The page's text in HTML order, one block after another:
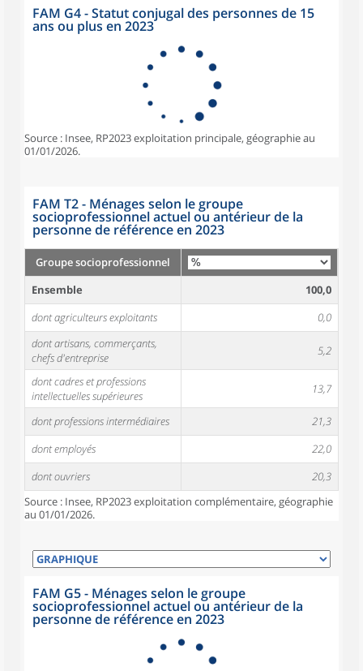
FAM G4 - Statut conjugal des personnes de 15
ans ou plus en 2023
Source : Insee, RP2023 exploitation principale, géographie au
01/01/2026.
FAM T2 - Ménages selon le groupe
socioprofessionnel actuel ou antérieur de la
personne de référence en 2023
Groupe socioprofessionnel
Ensemble
100,0
dont agriculteurs exploitants
0,0
dont artisans, commerçants,
chefs d'entreprise
5,2
dont cadres et professions
intellectuelles supérieures
13,7
dont professions intermédiaires
21,3
dont employés
22,0
dont ouvriers
20,3
Source : Insee, RP2023 exploitation complémentaire, géographie
au 01/01/2026.
FAM G5 - Ménages selon le groupe
socioprofessionnel actuel ou antérieur de la
personne de référence en 2023